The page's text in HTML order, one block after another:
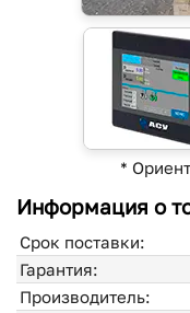
*
Информация о
Срок поставки:
Гарантия:
Производитель: